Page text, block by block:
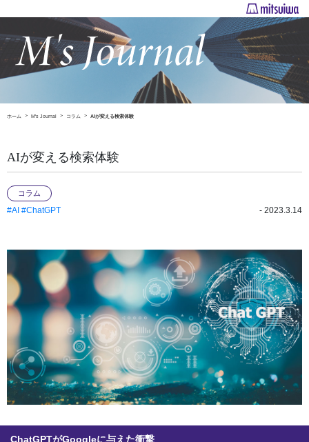
ホーム M's Journal コラム AIが変える検索体験
AIが変える検索体験
コラム
#AI #ChatGPT - 2023.3.14
ChatGPTがGoogleに与えた衝撃